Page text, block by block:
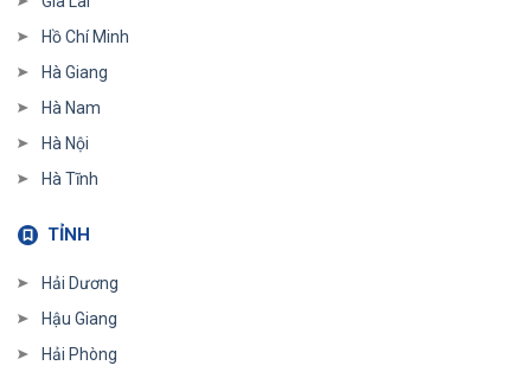
Hồ Chí Minh
Hà Giang
Hà Nam
Hà Nội
Hà Tĩnh
TỈNH
Hải Dương
Hậu Giang
Hải Phòng